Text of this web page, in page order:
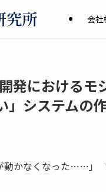
会社
発における
」システムの
動かなくなった……」